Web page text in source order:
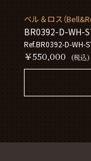
ベル＆ロス（
BR0392-D-WH-
Ref.BR0392-D-WH-
￥550,000 (税込)